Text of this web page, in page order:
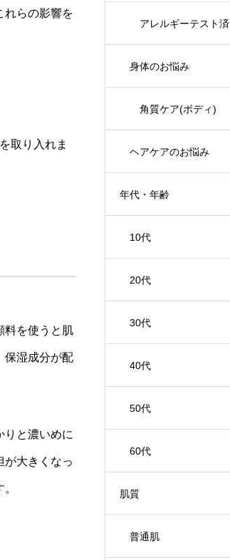
れらの影響を
を取り入れま
料を使うと肌
保湿成分が配
りと濃いめに
が大きくなっ
アレルギーテスト済
身体のお悩み
角質ケア(ボディ)
ヘアケアのお悩み
年代・年齢
10代
20代
30代
40代
50代
60代
肌質
普通肌